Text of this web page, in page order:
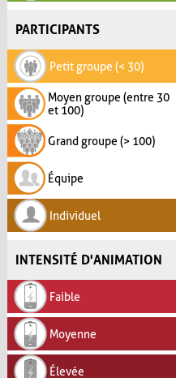
PARTICIPANTS
Petit groupe (< 30)
Moyen groupe (entre 30
et 100)
Grand groupe (> 100)
Équipe
Individuel
INTENSITÉ D'ANIMATION
Faible
Moyenne
Élevée